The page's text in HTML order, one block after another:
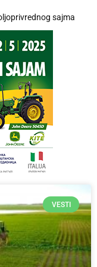
sajma
VESTI